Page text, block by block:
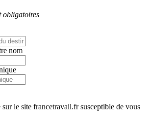
obligatoires
nom
le site francetravail.fr susceptible de vous